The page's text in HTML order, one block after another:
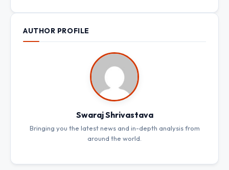
AUTHOR PROFILE
Swaraj Shrivastava
Bringing you the latest news and in-depth analysis from
around the world.